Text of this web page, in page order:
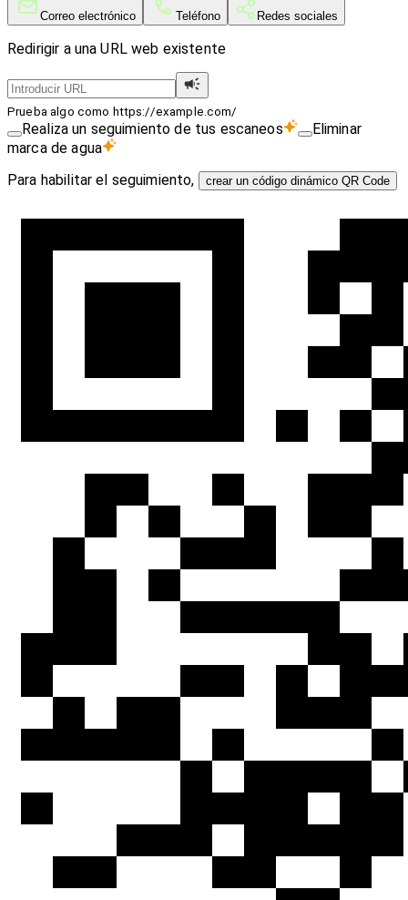
Correo electrónico Teléfono Redes sociales
Redirigir a una URL web existente
Prueba algo como https://example.com/
Realiza un seguimiento de tus escaneos
Eliminar
marca de agua
Para habilitar el seguimiento,
crear un código dinámico QR Code